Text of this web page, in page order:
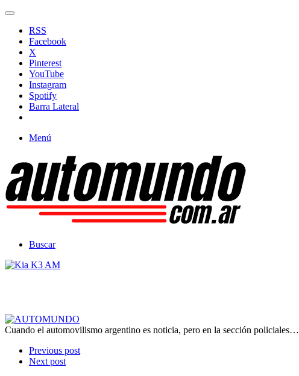
RSS
Facebook
X
Pinterest
YouTube
Instagram
Spotify
Barra Lateral
Menú
Buscar
Cuando el automovilismo argentino es noticia, pero en la sección policiales…
Previous post
Next post